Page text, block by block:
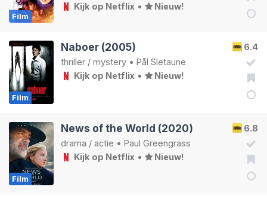
Film
Kijk op Netflix • Nieuw!
Film
6.4
Naboer (2005)
thriller / mystery • Pål Sletaune
Kijk op Netflix • Nieuw!
Film
6.8
News of the World (2020)
drama / actie • Paul Greengrass
Kijk op Netflix • Nieuw!